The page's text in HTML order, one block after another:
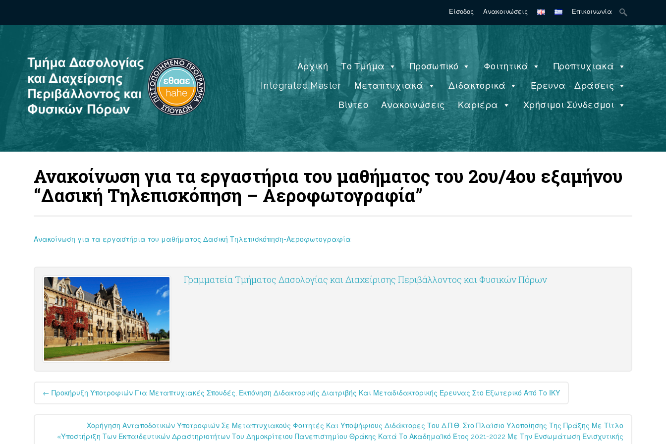
Είσοδος Ανακοινώσεις Επικοινωνία
Search
for:
Αρχική Το Τμήμα Προσωπικό Φοιτητικά
Προπτυχιακά
Integrated Master
Μεταπτυχιακά Διδακτορικά
Έρευνα - Δράσεις
Βίντεο
Ανακοινώσεις Καριέρα Χρήσιμοι Σύνδεσμοι
Ανακοίνωση για τα εργαστήρια του μαθήματος του 2ου/4ου εξαμήνου
“Δασική Τηλεπισκόπηση – Αεροφωτογραφία”
Ανακοίνωση για τα εργαστήρια του μαθήματος Δασική Τηλεπισκόπηση-Αεροφωτογραφία
Γραμματεία Τμήματος Δασολογίας και Διαχείρισης Περιβάλλοντος και Φυσικών Πόρων
Post
navigation
← Προκήρυξη Υποτροφιών Για Μεταπτυχιακές Σπουδές, Εκπόνηση Διδακτορικής Διατριβής Και Μεταδιδακτορικής Έρευνας Στο Εξωτερικό Από Το ΙΚΥ
Χορήγηση Ανταποδοτικών Υποτροφιών Σε Μεταπτυχιακούς Φοιτητές Και Υποψήφιους Διδάκτορες Του Δ.Π.Θ. Στο Πλαίσιο Υλοποίησης Της Πράξης Με Τίτλο
«Υποστήριξη Των Εκπαιδευτικών Δραστηριοτήτων Του Δημοκρίτειου Πανεπιστημίου Θράκης Κατά Το Ακαδημαϊκό Έτος 2021-2022 Με Την Ενσωμάτωση Ενισχυτικής